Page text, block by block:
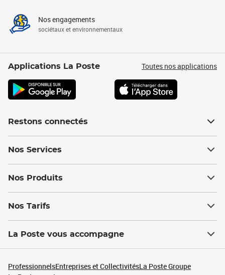
Nos engagements
sociétaux et environnementaux
Applications La Poste Toutes nos applications
Restons connectés
Nos Services
Nos Produits
Nos Tarifs
La Poste vous accompagne
ProfessionnelsEntreprises et CollectivitésLa Poste Groupe